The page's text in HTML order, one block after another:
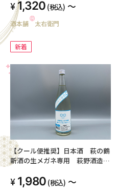
1,320 (税込) ～
酒本舗 太右衛門
新着
【クール便推奨】日本酒 萩の鶴
新酒の生メガネ専用 萩野酒造
1,980 (税込) ～